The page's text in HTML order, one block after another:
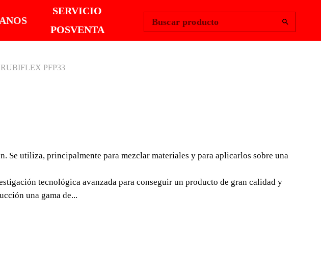
SERVICIO
POSVENTA
Buscar producto
RUBIFLEX PFP33
RUBIFLEX PFP33
La paleta es, sin lugar a dudas, una herramienta esencial para el profesional de
Se utiliza, principalmente para mezclar materiales y para aplicarlos sobre una
tecnológica avanzada para conseguir un producto de gran calidad y
una gama de...